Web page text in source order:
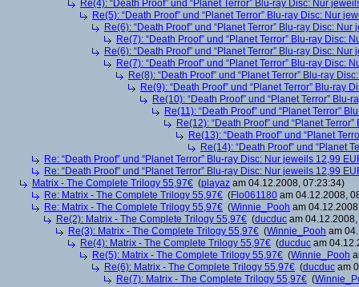
Re(4): “Death Proof” und “Planet Terror” Blu-ray Disc: Nur
Re(5): “Death Proof” und “Planet Terror” Blu-ray Disc: Nur
Re(6): “Death Proof” und “Planet Terror” Blu-ray Disc:
Re(7): “Death Proof” und “Planet Terror” Blu-ray Disc:
Re(6): “Death Proof” und “Planet Terror” Blu-ray Disc:
Re(7): “Death Proof” und “Planet Terror” Blu-ray Disc:
Re(8): “Death Proof” und “Planet Terror” Blu-ray
Re(9): “Death Proof” und “Planet Terror” Blu-ray
Re(10): “Death Proof” und “Planet Terror”
Re(11): “Death Proof” und “Planet Terror”
Re(12): “Death Proof” und “Planet
Re(13): “Death Proof” und “Planet
Re(14): “Death Proof” und “Planet
Re: “Death Proof” und “Planet Terror” Blu-ray Disc: Nur jeweils 12,99
Re: “Death Proof” und “Planet Terror” Blu-ray Disc: Nur jeweils 12,99
Matrix - The Complete Trilogy 55,97€ (playaz am 04.12.2008, 07:23:34)
Re: Matrix - The Complete Trilogy 55,97€ (Flo061180 am 04.12.2008,
Re: Matrix - The Complete Trilogy 55,97€ (Winnie_Pooh am
Re(2): Matrix - The Complete Trilogy 55,97€ (ducduc am
Re(3): Matrix - The Complete Trilogy 55,97€ (Winnie_Pooh am
Re(4): Matrix - The Complete Trilogy 55,97€ (ducduc am
Re(5): Matrix - The Complete Trilogy 55,97€ (Winnie_Pooh
Re(6): Matrix - The Complete Trilogy 55,97€ (ducduc am
Re(7): Matrix - The Complete Trilogy 55,97€ (